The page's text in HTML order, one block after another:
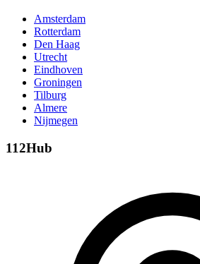
Amsterdam
Rotterdam
Den Haag
Utrecht
Eindhoven
Groningen
Tilburg
Almere
Nijmegen
112Hub